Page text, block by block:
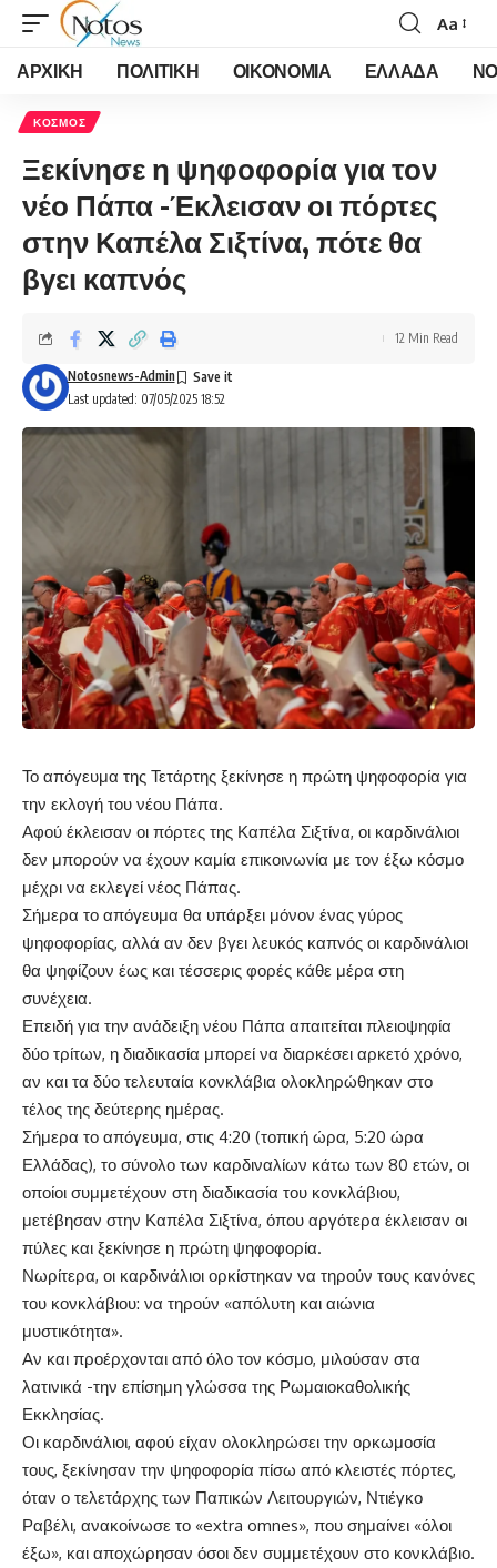
Font
Resizer
Aa
ΑΡΧΙΚΗ ΠΟΛΙΤΙΚΗ ΟΙΚΟΝΟΜΙΑ ΕΛΛΑΔΑ
ΚΟΣΜΟΣ
Ξεκίνησε η ψηφοφορία για τον
νέο Πάπα -Έκλεισαν οι πόρτες
στην Καπέλα Σιξτίνα, πότε θα
βγει καπνός
Last updated: 07/05/2025 18:52
Notosnews-Admin
12 Min Read
Το απόγευμα της Τετάρτης ξεκίνησε η πρώτη ψηφοφορία για
την εκλογή του νέου Πάπα.
Αφού έκλεισαν οι πόρτες της Καπέλα Σιξτίνα, οι καρδινάλιοι
δεν μπορούν να έχουν καμία επικοινωνία με τον έξω κόσμο
μέχρι να εκλεγεί νέος Πάπας.
Σήμερα το απόγευμα θα υπάρξει μόνον ένας γύρος
ψηφοφορίας, αλλά αν δεν βγει λευκός καπνός οι καρδινάλιοι
θα ψηφίζουν έως και τέσσερις φορές κάθε μέρα στη
συνέχεια.
Επειδή για την ανάδειξη νέου Πάπα απαιτείται πλειοψηφία
δύο τρίτων, η διαδικασία μπορεί να διαρκέσει αρκετό χρόνο,
αν και τα δύο τελευταία κονκλάβια ολοκληρώθηκαν στο
τέλος της δεύτερης ημέρας.
Σήμερα το απόγευμα, στις 4:20 (τοπική ώρα, 5:20 ώρα
Ελλάδας), το σύνολο των καρδιναλίων κάτω των 80 ετών, οι
οποίοι συμμετέχουν στη διαδικασία του κονκλάβιου,
μετέβησαν στην Καπέλα Σιξτίνα, όπου αργότερα έκλεισαν οι
πύλες και ξεκίνησε η πρώτη ψηφοφορία.
Νωρίτερα, οι καρδινάλιοι ορκίστηκαν να τηρούν τους κανόνες
του κονκλάβιου: να τηρούν «απόλυτη και αιώνια
μυστικότητα».
Αν και προέρχονται από όλο τον κόσμο, μιλούσαν στα
λατινικά -την επίσημη γλώσσα της Ρωμαιοκαθολικής
Εκκλησίας.
Οι καρδινάλιοι, αφού είχαν ολοκληρώσει την ορκωμοσία
τους, ξεκίνησαν την ψηφοφορία πίσω από κλειστές πόρτες,
όταν ο τελετάρχης των Παπικών Λειτουργιών, Ντιέγκο
Ραβέλι, ανακοίνωσε το «extra omnes», που σημαίνει «όλοι
έξω», και αποχώρησαν όσοι δεν συμμετέχουν στο κονκλάβιο.